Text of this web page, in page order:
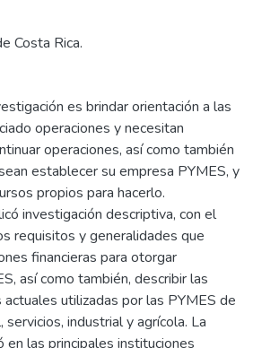
Costa Rica.
es brindar orientación a las
operaciones y necesitan
operaciones, así como también
establecer su empresa PYMES, y
propios para hacerlo.
investigación descriptiva, con el
requisitos y generalidades que
financieras para otorgar
así como también, describir las
utilizadas por las PYMES de
industrial y agrícola. La
en las principales instituciones